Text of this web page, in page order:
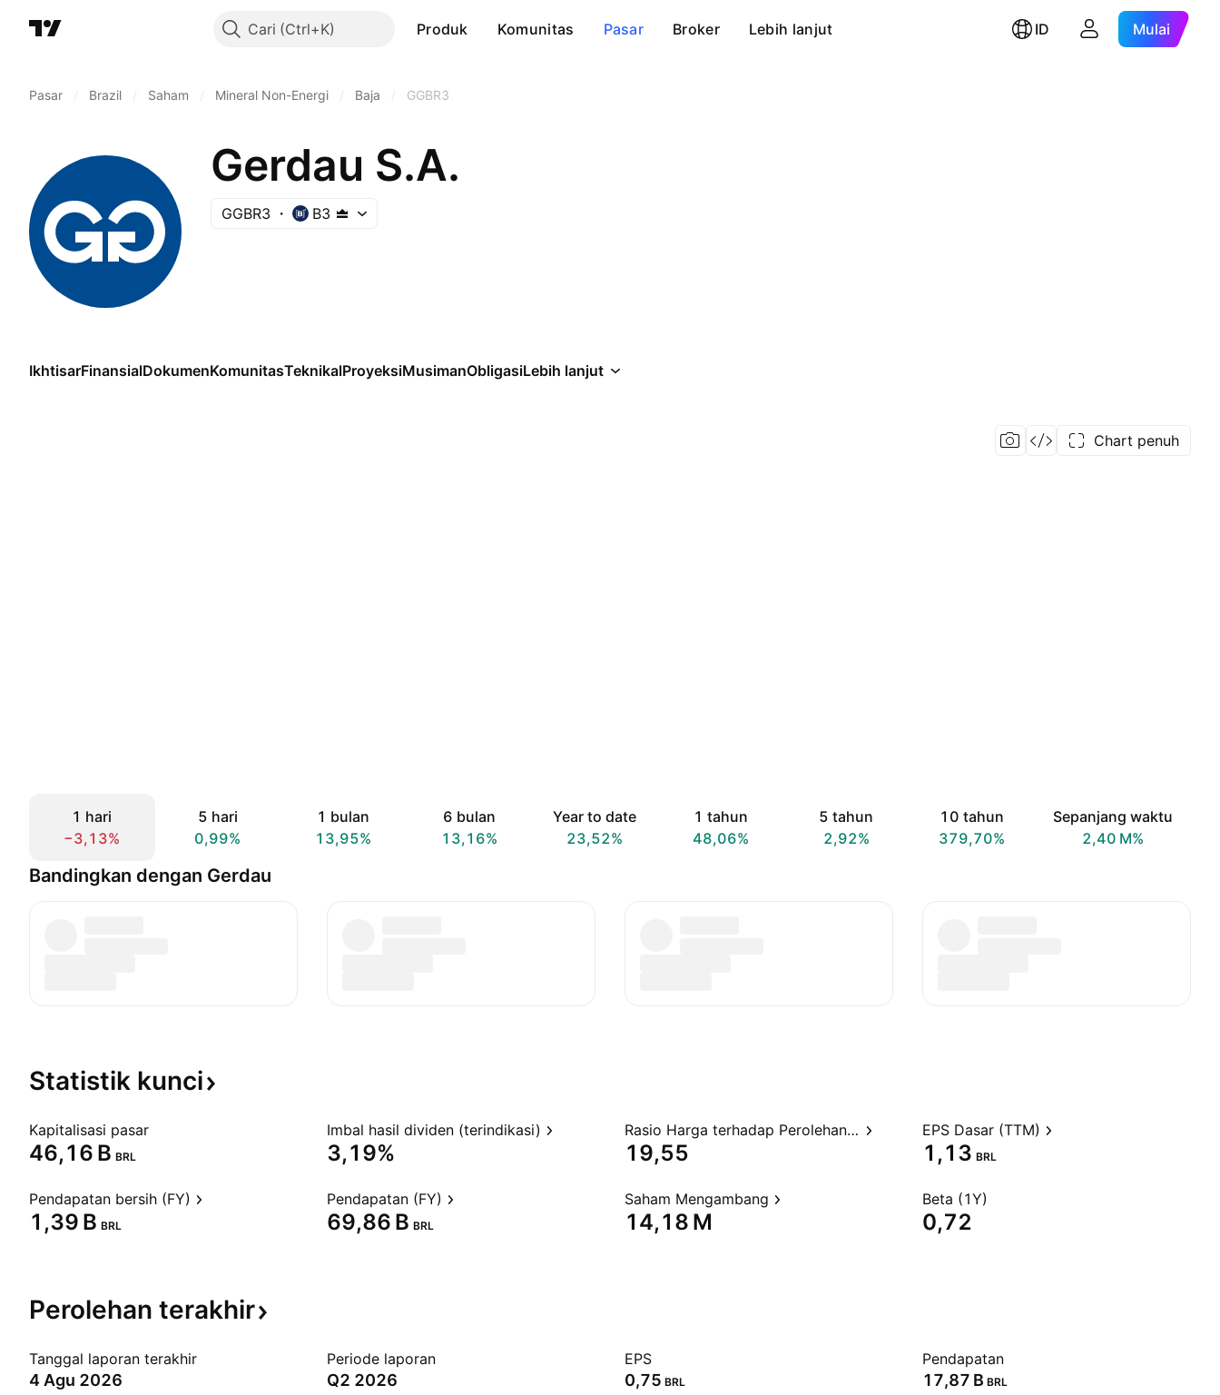
Cari Produk Komunitas Pasar Broker Lebih lanjut ID Mulai
Pasar Brazil Saham Mineral Non-Energi Baja GGBR3
Gerdau S.A.
GGBR3 B3
IkhtisarFinansialDokumenKomunitasTeknikalProyeksiMusimanObligasiLebih lanjut
Chart penuh
1 hari
−3,13%
5 hari
0,99%
1 bulan
13,95%
6 bulan
13,16%
Year to date
23,52%
1 tahun
48,06%
5 tahun
2,92%
10 tahun
379,70%
Sepanjang waktu
‪2,40 M‬%
Bandingkan dengan Gerdau
Statistik kunci
Kapitalisasi pasar
‪46,16 B‬ BRL
Imbal hasil dividen (terindikasi)
3,19%
Rasio Harga terhadap Perolehan (TTM)
19,55
EPS Dasar (TTM)
1,13 BRL
Pendapatan bersih (FY)
‪1,39 B‬ BRL
Pendapatan (FY)
‪69,86 B‬ BRL
Saham Mengambang
‪14,18 M‬
Beta (1Y)
0,72
Perolehan terakhir
Tanggal laporan terakhir
4 Agu 2026
Periode laporan
Q2 2026
EPS
0,75 BRL
Pendapatan
‪17,87 B‬ BRL